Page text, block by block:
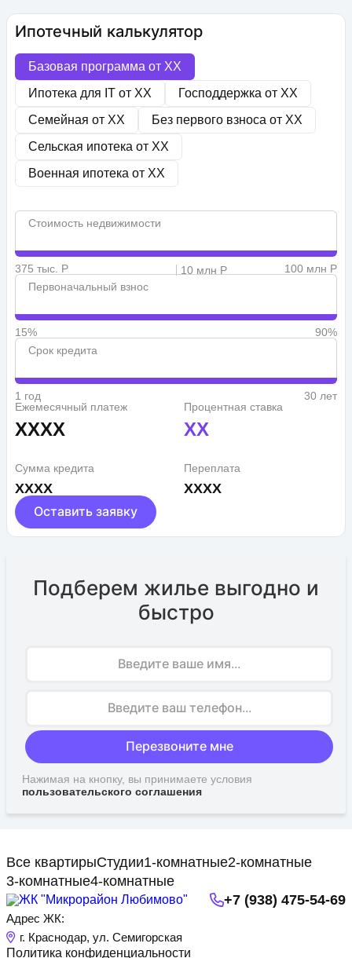
Ипотечный калькулятор
Базовая программа от XX
Ипотека для IT от XX Господдержка от XX
Семейная от XX Без первого взноса от XX
Сельская ипотека от XX
Военная ипотека от XX
Стоимость недвижимости
375 тыс. Р 10 млн Р
100 млн Р
Первоначальный взнос
15%
90%
Срок кредита
1 год
30 лет
Ежемесячный платеж
XXXX
Процентная ставка
XX
Сумма кредита
XXXX
Переплата
XXXX
Оставить заявку
Подберем жилье выгодно и
быстро
Перезвоните мне
Нажимая на кнопку, вы принимаете условия
пользовательского соглашения
Все квартирыСтудии1-комнатные2-комнатные
3-комнатные4-комнатные
Адрес ЖК:
г. Краснодар, ул. Семигорская
+7 (938) 475-54-69
Политика конфиденциальности